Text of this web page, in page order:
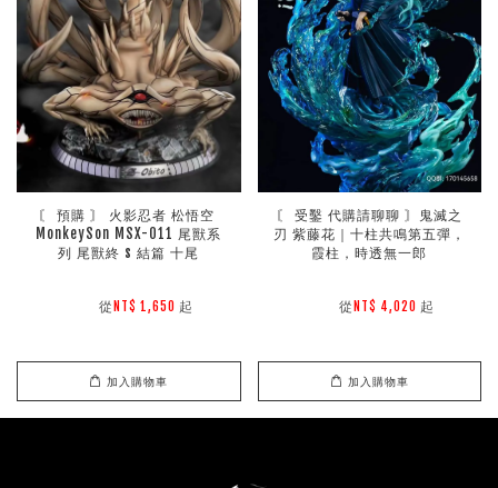
〘 預購 〙 火影忍者 松悟空
MonkeySon MSX-011 尾獸系
列 尾獸終 s 結篇 十尾
        從
NT$ 1,650 起
加入購物車
〘 受鑿 代購請聊聊 〙鬼滅之
刃 紫藤花｜十柱共鳴第五彈，
霞柱，時透無一郎
        從
NT$ 4,020 起
加入購物車